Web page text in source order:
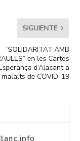
SIGUIENTE
“SOLIDARITAT AMB
en les Cartes
d’Alacant a
malalts de COVID-19